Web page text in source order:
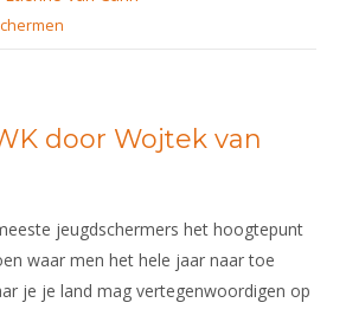
door Wojtek van
jeugdschermers het hoogtepunt
waar men het hele jaar naar toe
je je land mag vertegenwoordigen op